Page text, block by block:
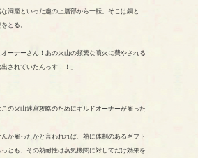
洞窟といった趣の上層部から一転。そこは鋼と
とる。
オーナーさん！あの火山の頻繁な噴火に費やされる
されていたんっす！！」
の火山迷宮攻略のためにギルドオーナーが雇った
か雇ったかと言われれば、熱に体制のあるギフト
とも、その熱耐性は蒸気機関に対してだけ効果を